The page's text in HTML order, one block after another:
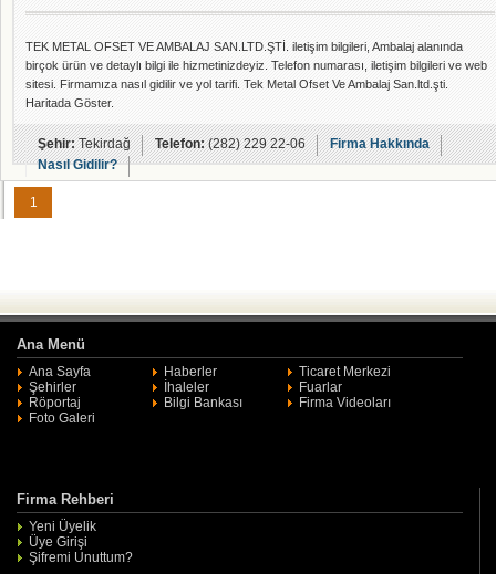
TEK METAL OFSET VE AMBALAJ SAN.LTD.ŞTİ. iletişim bilgileri, Ambalaj alanında
birçok ürün ve detaylı bilgi ile hizmetinizdeyiz. Telefon numarası, iletişim bilgileri ve web
sitesi. Firmamıza nasıl gidilir ve yol tarifi. Tek Metal Ofset Ve Ambalaj San.ltd.şti.
Haritada Göster.
Şehir:Tekirdağ Telefon:(282) 229 22-06
Firma Hakkında
Nasıl Gidilir?
1
Ana Menü
Ana Sayfa Haberler
Ticaret Merkezi
Şehirler
İhaleler
Fuarlar
Röportaj
Bilgi Bankası
Firma Videoları
Foto Galeri
Firma Rehberi
Yeni Üyelik
Üye Girişi
Şifremi Unuttum?